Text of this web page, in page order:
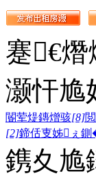
蹇€
灏忓
閽荤煶鏄熷骇[8]
[2]鍗佸叓姊ぇ
鎸夊